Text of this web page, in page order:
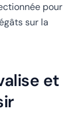
pour
sur la
et